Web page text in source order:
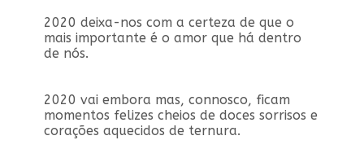
2020 deixa-nos com a certeza de que o
mais importante é o amor que há dentro
de nós.
2020 vai embora mas, connosco, ficam
momentos felizes cheios de doces sorrisos e
corações aquecidos de ternura.